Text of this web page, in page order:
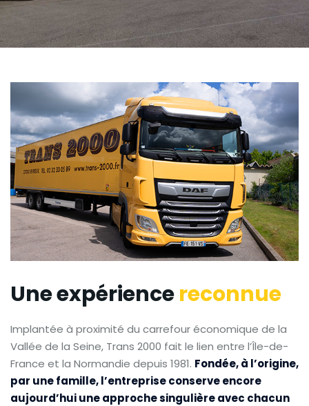
Une expériencereconnue
Implantée à proximité du carrefour économique de la
Vallée de la Seine, Trans 2000 fait le lien entre l’Île-de-
France et la Normandie depuis 1981. Fondée, à l’origine,
par une famille, l’entreprise conserve encore
aujourd’hui une approche singulière avec chacun